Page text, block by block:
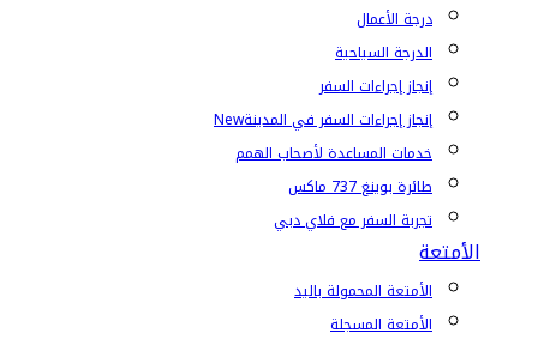
درجة الأعمال
الدرجة السياحية
إنجاز إجراءات السفر
إنجاز إجراءات السفر في المدينةNew
خدمات المساعدة لأصحاب الهمم
طائرة بوينغ 737 ماكس
تجربة السفر مع فلاي دبي
الأمتعة
الأمتعة المحمولة باليد
الأمتعة المسجلة